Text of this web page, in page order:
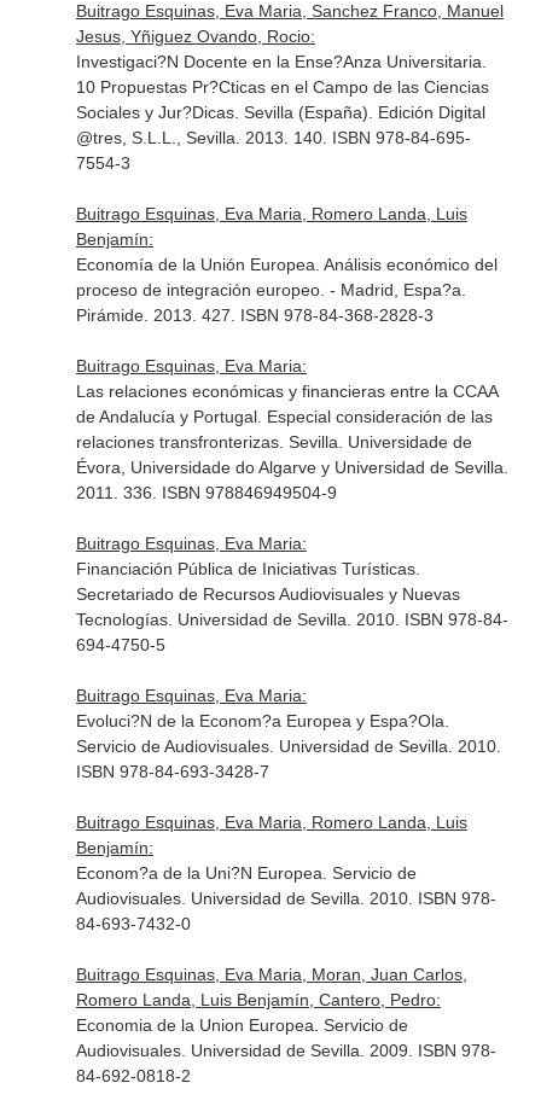
Buitrago Esquinas, Eva Maria, Sanchez Franco, Manuel
Jesus, Yñiguez Ovando, Rocio:
Investigaci?N Docente en la Ense?Anza Universitaria.
10 Propuestas Pr?Cticas en el Campo de las Ciencias
Sociales y Jur?Dicas. Sevilla (España). Edición Digital
@tres, S.L.L., Sevilla. 2013. 140. ISBN 978-84-695-
7554-3
Buitrago Esquinas, Eva Maria, Romero Landa, Luis
Benjamín:
Economía de la Unión Europea. Análisis económico del
proceso de integración europeo. - Madrid, Espa?a.
Pirámide. 2013. 427. ISBN 978-84-368-2828-3
Buitrago Esquinas, Eva Maria:
Las relaciones económicas y financieras entre la CCAA
de Andalucía y Portugal. Especial consideración de las
relaciones transfronterizas. Sevilla. Universidade de
Évora, Universidade do Algarve y Universidad de Sevilla.
2011. 336. ISBN 978846949504-9
Buitrago Esquinas, Eva Maria:
Financiación Pública de Iniciativas Turísticas.
Secretariado de Recursos Audiovisuales y Nuevas
Tecnologías. Universidad de Sevilla. 2010. ISBN 978-84-
694-4750-5
Buitrago Esquinas, Eva Maria:
Evoluci?N de la Econom?a Europea y Espa?Ola.
Servicio de Audiovisuales. Universidad de Sevilla. 2010.
ISBN 978-84-693-3428-7
Buitrago Esquinas, Eva Maria, Romero Landa, Luis
Benjamín:
Econom?a de la Uni?N Europea. Servicio de
Audiovisuales. Universidad de Sevilla. 2010. ISBN 978-
84-693-7432-0
Buitrago Esquinas, Eva Maria, Moran, Juan Carlos,
Romero Landa, Luis Benjamín, Cantero, Pedro:
Economia de la Union Europea. Servicio de
Audiovisuales. Universidad de Sevilla. 2009. ISBN 978-
84-692-0818-2